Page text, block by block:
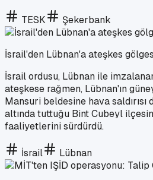
TESK Şekerbank
İsrail'den Lübnan'a ateşkes
İsrail ordusu, Lübnan ile
ateşkese rağmen, Lübnan'ın
Mansuri beldesine hava
altında tuttuğu Bint Cubeyl
faaliyetlerini sürdürdü.
İsrail Lübnan